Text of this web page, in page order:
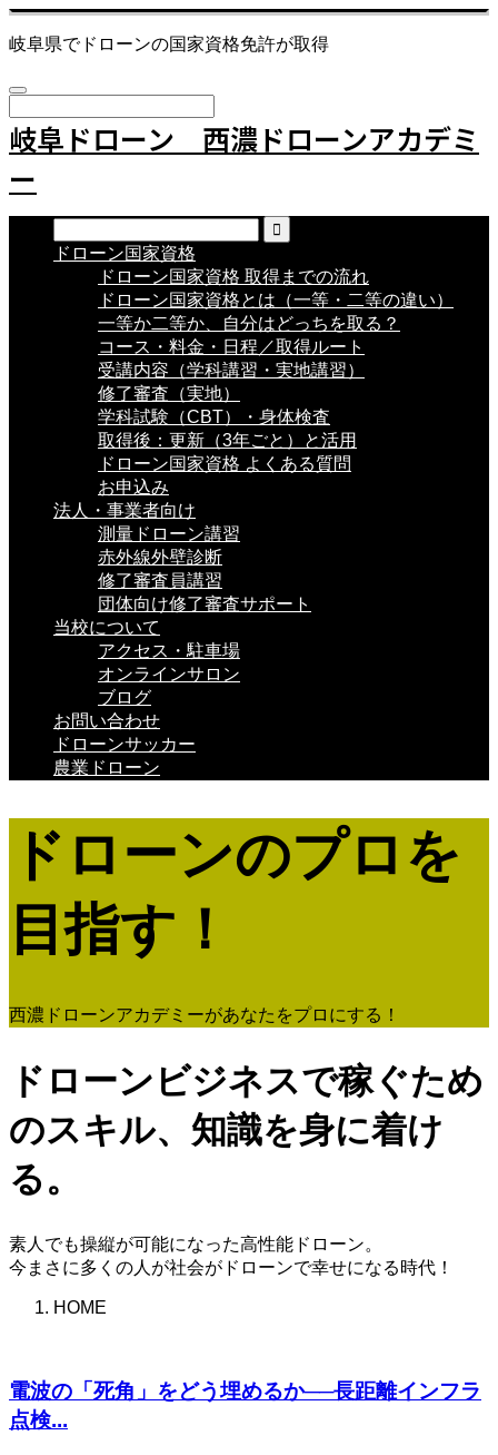
岐阜県でドローンの国家資格免許が取得
岐阜ドローン 西濃ドローンアカデミ
ー
ドローン国家資格
ドローン国家資格 取得までの流れ
ドローン国家資格とは（一等・二等の違い）
一等か二等か、自分はどっちを取る？
コース・料金・日程／取得ルート
受講内容（学科講習・実地講習）
修了審査（実地）
学科試験（CBT）・身体検査
取得後：更新（3年ごと）と活用
ドローン国家資格 よくある質問
お申込み
法人・事業者向け
測量ドローン講習
赤外線外壁診断
修了審査員講習
団体向け修了審査サポート
当校について
アクセス・駐車場
オンラインサロン
ブログ
お問い合わせ
ドローンサッカー
農業ドローン
ドローンのプロを
目指す！
西濃ドローンアカデミーがあなたをプロにする！
ドローンビジネスで稼ぐため
のスキル、知識を身に着け
る。
素人でも操縦が可能になった高性能ドローン。
今まさに多くの人が社会がドローンで幸せになる時代！
HOME
電波の「死角」をどう埋めるか──長距離インフラ
点検...